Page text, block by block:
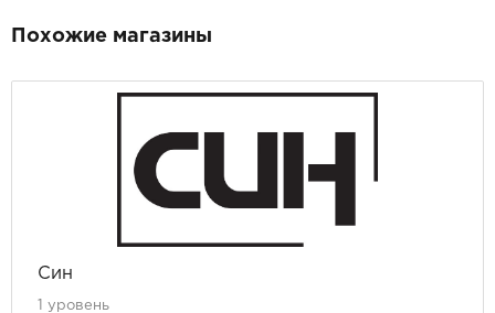
Похожие магазины
Син
1 уровень